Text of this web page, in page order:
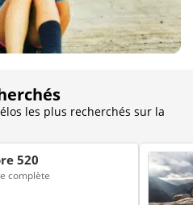
les plus recherchés sur la
520
complète